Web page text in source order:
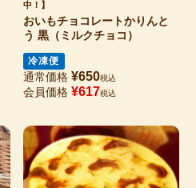
中！】
おいもチョコレートかりんと
う 黒（ミルクチョコ）
冷凍便
通常価格 ¥650税込
会員価格 ¥617税込